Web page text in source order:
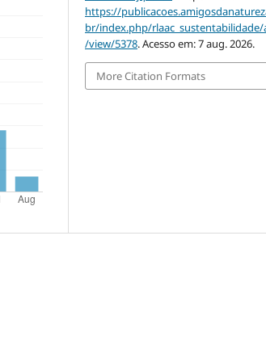
https://
br/index.php/rlaac_sustentabilidade/
/view/5378. Acesso em: 7 aug. 2026.
More Citation Formats